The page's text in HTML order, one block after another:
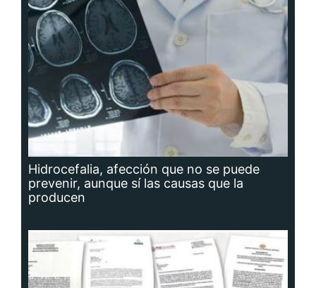
Hidrocefalia, afección que no se puede
prevenir, aunque sí las causas que la
producen